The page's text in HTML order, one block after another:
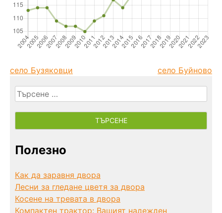
село Бузяковци село Буйново
Търсене
за:
Полезно
Как да заравня двора
Лесни за гледане цветя за двора
Косене на тревата в двора
Компактен трактор: Вашият надежден